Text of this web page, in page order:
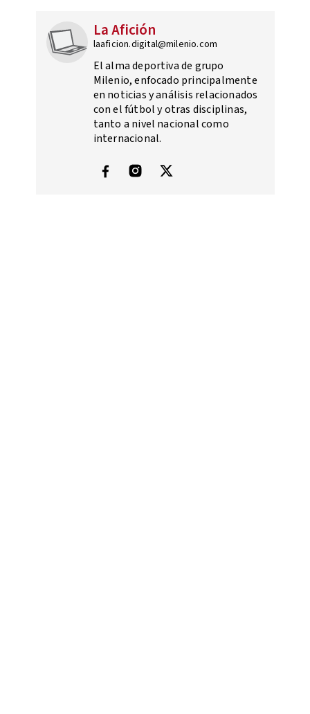
La Afición
laaficion.digital@milenio.com
El alma deportiva de grupo
Milenio, enfocado principalmente
en noticias y análisis relacionados
con el fútbol y otras disciplinas,
tanto a nivel nacional como
internacional.